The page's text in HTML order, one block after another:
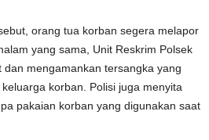
orang tua korban segera melapor
yang sama, Unit Reskrim Polsek
dan mengamankan tersangka yang
korban. Polisi juga menyita
pakaian korban yang digunakan saat